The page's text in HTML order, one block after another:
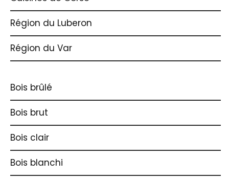
Région du Luberon
Région du Var
Bois brûlé
Bois brut
Bois clair
Bois blanchi